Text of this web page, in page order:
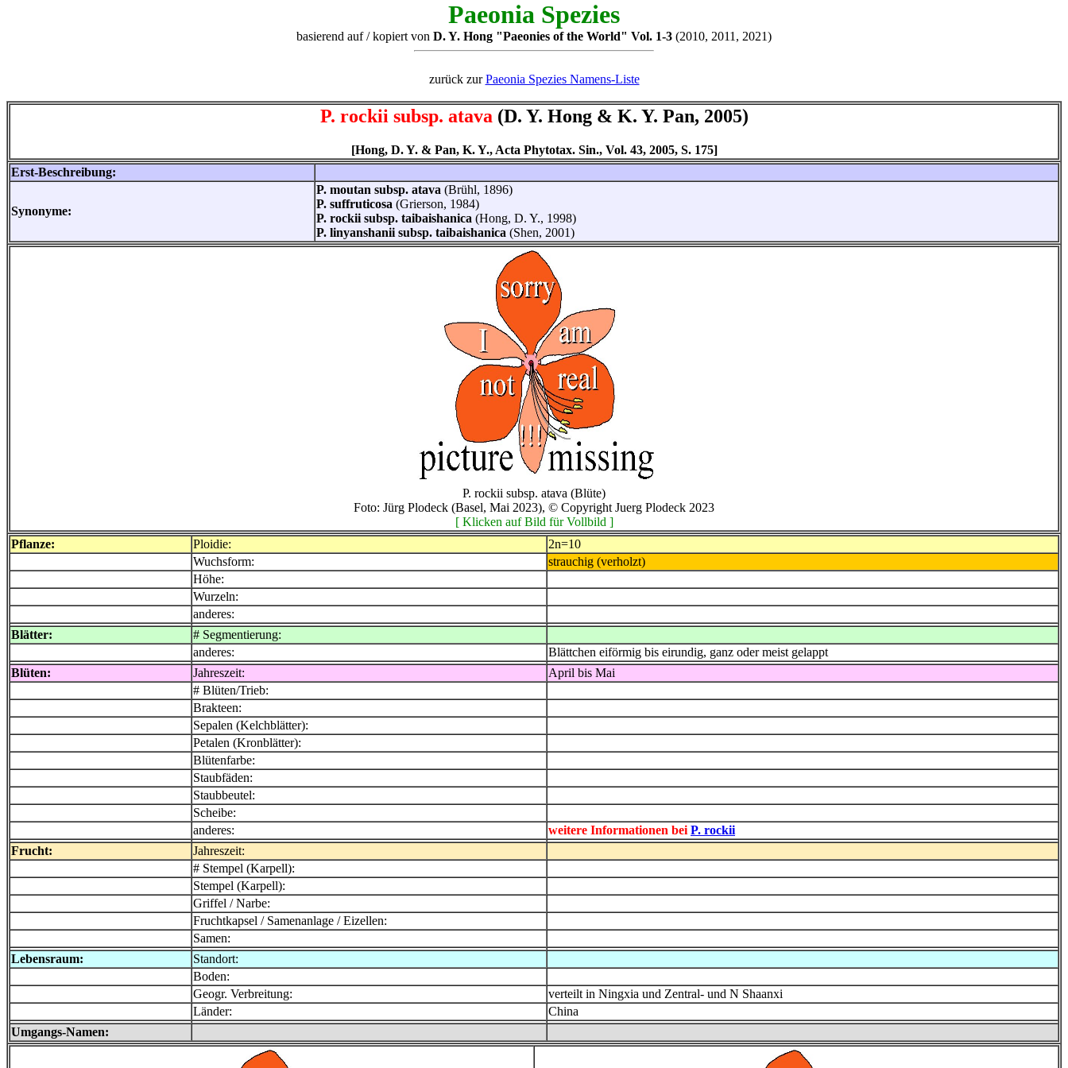
Paeonia Spezies
basierend auf / kopiert von D. Y. Hong "Paeonies of the World" Vol. 1-3 (2010, 2011, 2021)
zurück zurPaeonia Spezies Namens-Liste
P. rockii subsp. atava (D. Y. Hong & K. Y. Pan, 2005)
[Hong, D. Y. & Pan, K. Y., Acta Phytotax. Sin., Vol. 43, 2005, S. 175]
Erst-Beschreibung:
Synonyme:
P. moutan subsp. atava (Brühl, 1896)
P. suffruticosa (Grierson, 1984)
P. rockii subsp. taibaishanica (Hong, D. Y., 1998)
P. linyanshanii subsp. taibaishanica (Shen, 2001)
P. rockii subsp. atava (Blüte)
Foto: Jürg Plodeck (Basel, Mai 2023), © Copyright Juerg Plodeck 2023
[ Klicken auf Bild für Vollbild ]
Pflanze:
Ploidie:
2n=10
Wuchsform:
strauchig (verholzt)
Höhe:
Wurzeln:
anderes:
Blätter:
# Segmentierung:
anderes:
Blättchen eiförmig bis eirundig, ganz oder meist gelappt
Blüten:
Jahreszeit:
April bis Mai
# Blüten/Trieb:
Brakteen:
Sepalen (Kelchblätter):
Petalen (Kronblätter):
Blütenfarbe:
Staubfäden:
Staubbeutel:
Scheibe:
anderes:
weitere Informationen bei P. rockii
Frucht:
Jahreszeit:
# Stempel (Karpell):
Stempel (Karpell):
Griffel / Narbe:
Fruchtkapsel / Samenanlage / Eizellen:
Samen:
Lebensraum:
Standort:
Boden:
Geogr. Verbreitung:
verteilt in Ningxia und Zentral- und N Shaanxi
Länder:
China
Umgangs-Namen: